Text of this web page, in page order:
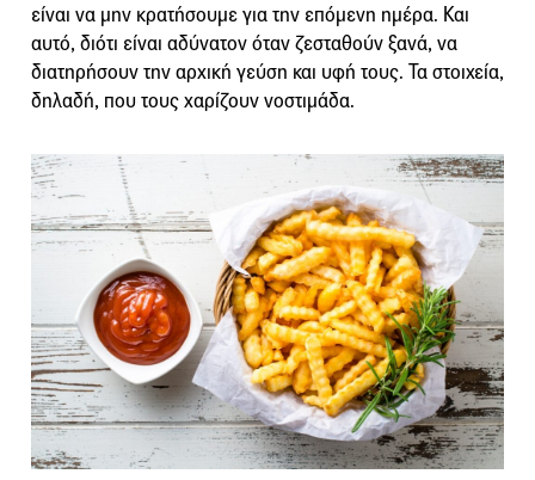
είναι να μην κρατήσουμε για την επόμενη ημέρα. Και
αυτό, διότι είναι αδύνατον όταν ζεσταθούν ξανά, να
διατηρήσουν την αρχική γεύση και υφή τους. Τα στοιχεία,
δηλαδή, που τους χαρίζουν νοστιμάδα.